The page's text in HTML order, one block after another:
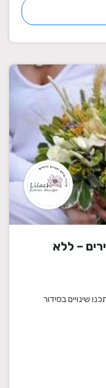
– ללא
שינויים בסידור